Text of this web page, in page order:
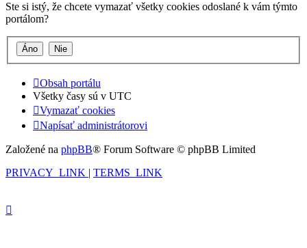
Ste si istý, že chcete vymazať všetky cookies odoslané k vám týmto
portálom?
Obsah portálu
Všetky časy sú v UTC
Vymazať cookies
Napísať administrátorovi
Založené na phpBB® Forum Software © phpBB Limited
PRIVACY_LINK | TERMS_LINK